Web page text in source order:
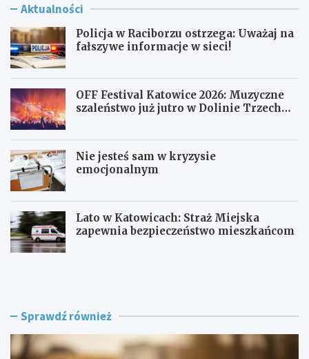
Aktualności
Policja w Raciborzu ostrzega: Uważaj na
fałszywe informacje w sieci!
OFF Festival Katowice 2026: Muzyczne
szaleństwo już jutro w Dolinie Trzech
Nie jesteś sam w kryzysie
emocjonalnym
Lato w Katowicach: Straż Miejska
zapewnia bezpieczeństwo mieszkańcom
P
j
w
R
O
s
i
v
Sprawdź również